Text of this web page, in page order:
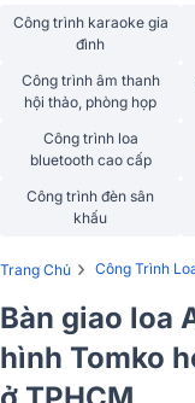
Công trình karaoke gia
đình
Công trình âm thanh
hội thảo, phòng họp
Công trình loa
bluetooth cao cấp
Công trình đèn sân
khấu
Trang Chủ › Công Trình
Bàn giao loa
hình Tomko